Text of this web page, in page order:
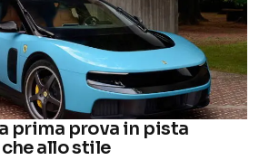
prima prova in pista
allo stile